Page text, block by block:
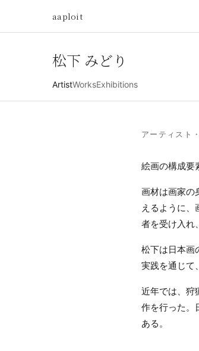
aaploit
松下 みどり
ArtistWorksExhibitions
アーティスト
絵画の構成要
画材は画家の
えるように、
者を受け入れ
松下は日本画
実践を通じて
近年では、狩
作を行った。
ある。